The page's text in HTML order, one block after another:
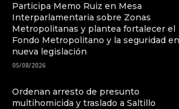
Participa Memo Ruiz en Mesa
Interparlamentaria sobre Zonas
Metropolitanas y plantea fortalecer el
Fondo Metropolitano y la seguridad
nueva legislación
05/08/2026
Ordenan arresto de presunto
multihomicida y traslado a Saltillo